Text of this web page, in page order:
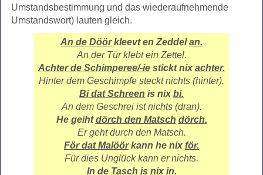
Umstandsbestimmung und das wiederaufnehmende
Umstandswort) lauten gleich.
An de Döörkleevt en Zeddelan.
An der Tür klebt ein Zettel.
Achter de Schimperee/-ie stickt nix achter.
Hinter dem Geschimpfe steckt nichts (hinter).
Bi dat Schreen is nix bi.
An dem Geschrei ist nichts (dran).
He geiht dörch den Matsch dörch.
Er geht durch den Matsch.
För dat Malöör kann he nix för.
Für dies Unglück kann er nichts.
In de Tasch is nix in.